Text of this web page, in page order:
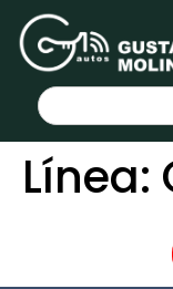
Línea: